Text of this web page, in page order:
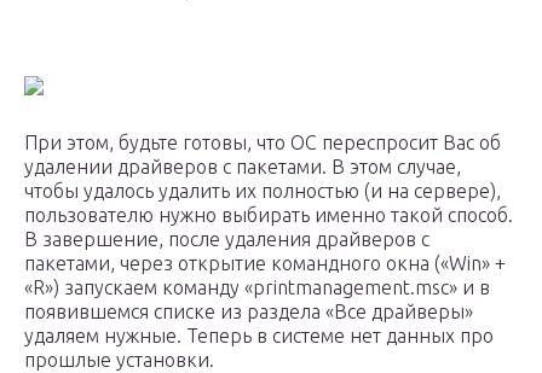
При этом, будьте готовы, что ОС переспросит Вас об
удалении драйверов с пакетами. В этом случае,
чтобы удалось удалить их полностью (и на сервере),
пользователю нужно выбирать именно такой способ.
В завершение, после удаления драйверов с
пакетами, через открытие командного окна («Win» +
«R») запускаем команду «printmanagement.msc» и в
появившемся списке из раздела «Все драйверы»
удаляем нужные. Теперь в системе нет данных про
прошлые установки.